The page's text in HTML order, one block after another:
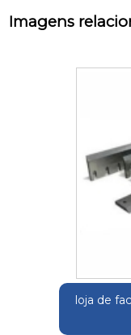
Imagens
loja de